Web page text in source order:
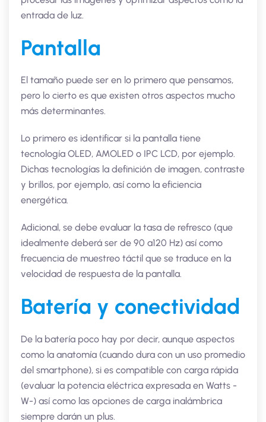
entrada de luz.
Pantalla
El tamaño puede ser en lo primero que pensamos,
pero lo cierto es que existen otros aspectos mucho
más determinantes.
Lo primero es identificar si la pantalla tiene
tecnología OLED, AMOLED o IPC LCD, por ejemplo.
Dichas tecnologías la definición de imagen, contraste
y brillos, por ejemplo, así como la eficiencia
energética.
Adicional, se debe evaluar la tasa de refresco (que
idealmente deberá ser de 90 a120 Hz) así como
frecuencia de muestreo táctil que se traduce en la
velocidad de respuesta de la pantalla.
Batería y conectividad
De la batería poco hay por decir, aunque aspectos
como la anatomía (cuando dura con un uso promedio
del smartphone), si es compatible con carga rápida
(evaluar la potencia eléctrica expresada en Watts -
W-) así como las opciones de carga inalámbrica
siempre darán un plus.